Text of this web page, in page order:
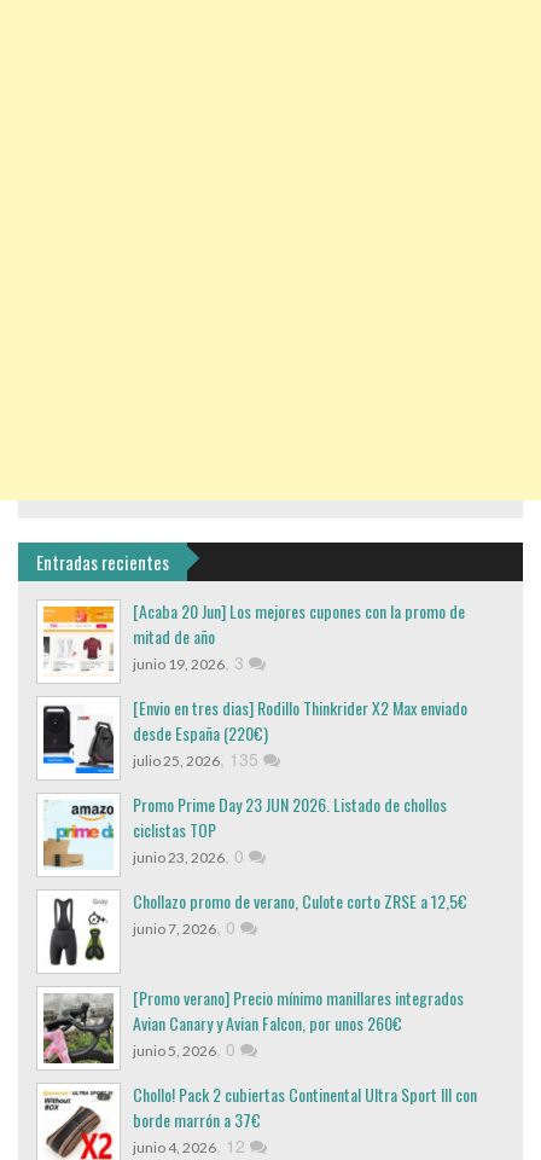
Entradas recientes
[Acaba 20 Jun] Los mejores cupones con la promo de
mitad de año
junio 19, 2026, 3
[Envio en tres dias] Rodillo Thinkrider X2 Max enviado
desde España (220€)
julio 25, 2026, 135
Promo Prime Day 23 JUN 2026. Listado de chollos
ciclistas TOP
junio 23, 2026, 0
Chollazo promo de verano, Culote corto ZRSE a 12,5€
junio 7, 2026, 0
[Promo verano] Precio mínimo manillares integrados
Avian Canary y Avian Falcon, por unos 260€
junio 5, 2026, 0
Chollo! Pack 2 cubiertas Continental Ultra Sport III con
borde marrón a 37€
junio 4, 2026, 12